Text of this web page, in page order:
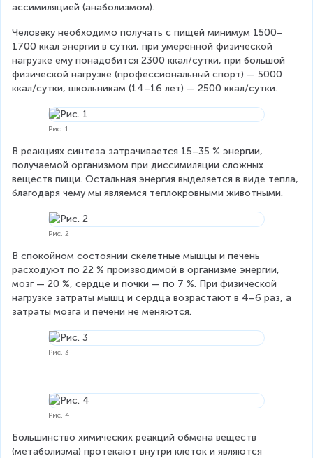
ассимиляцией (анаболизмом).
Человеку необходимо получать с пищей минимум 1500–
1700 ккал энергии в сутки, при умеренной физической
нагрузке ему понадобится 2300 ккал/сутки, при большой
физической нагрузке (профессиональный спорт) — 5000
ккал/сутки, школьникам (14–16 лет) — 2500 ккал/сутки.
Рис. 1
В реакциях синтеза затрачивается 15–35 % энергии,
получаемой организмом при диссимиляции сложных
веществ пищи. Остальная энергия выделяется в виде тепла,
благодаря чему мы являемся теплокровными животными.
Рис. 2
В спокойном состоянии скелетные мышцы и печень
расходуют по 22 % производимой в организме энергии,
мозг — 20 %, сердце и почки — по 7 %. При физической
нагрузке затраты мышц и сердца возрастают в 4–6 раз, а
затраты мозга и печени не меняются.
Рис. 3
Рис. 4
Большинство химических реакций обмена веществ
(метаболизма) протекают внутри клеток и являются